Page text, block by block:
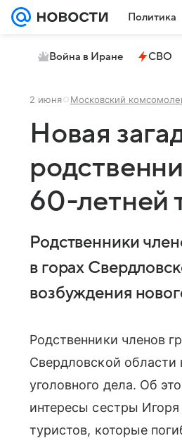
Политика
Война в Иране СВО
2 июня Московский
Новая
60-летней
Родственники
в горах
возбуждения
Родственники членов
Свердловской области
уголовного дела. Об
интересы сестры
туристов, которые